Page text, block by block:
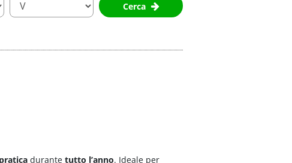
Cerca
pratica durante tutto l’anno. Ideale per